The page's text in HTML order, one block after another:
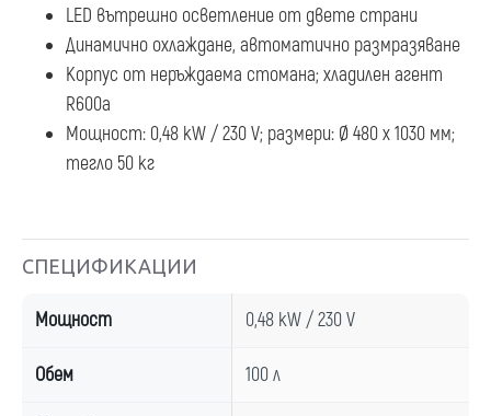
LED вътрешно осветление от двете страни
Динамично охлаждане, автоматично размразяване
Корпус от неръждаема стомана; хладилен агент
R600a
Мощност: 0,48 kW / 230 V; размери: Ø 480 x 1030 мм;
тегло 50 кг
СПЕЦИФИКАЦИИ
Мощност 0,48 kW / 230 V
Обем 100 л